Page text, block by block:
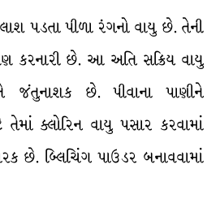
પડતા પીળા રંગનો વાયુ છે. તેની
કરનારી છે. આ અતિ સક્રિય વાયુ
જંતુનાશક છે. પીવાના પાણીને
તેમાં ક્લોરિન વાયુ પસાર કરવામાં
છે. બ્લિચિંગ પાઉડર બનાવવામાં